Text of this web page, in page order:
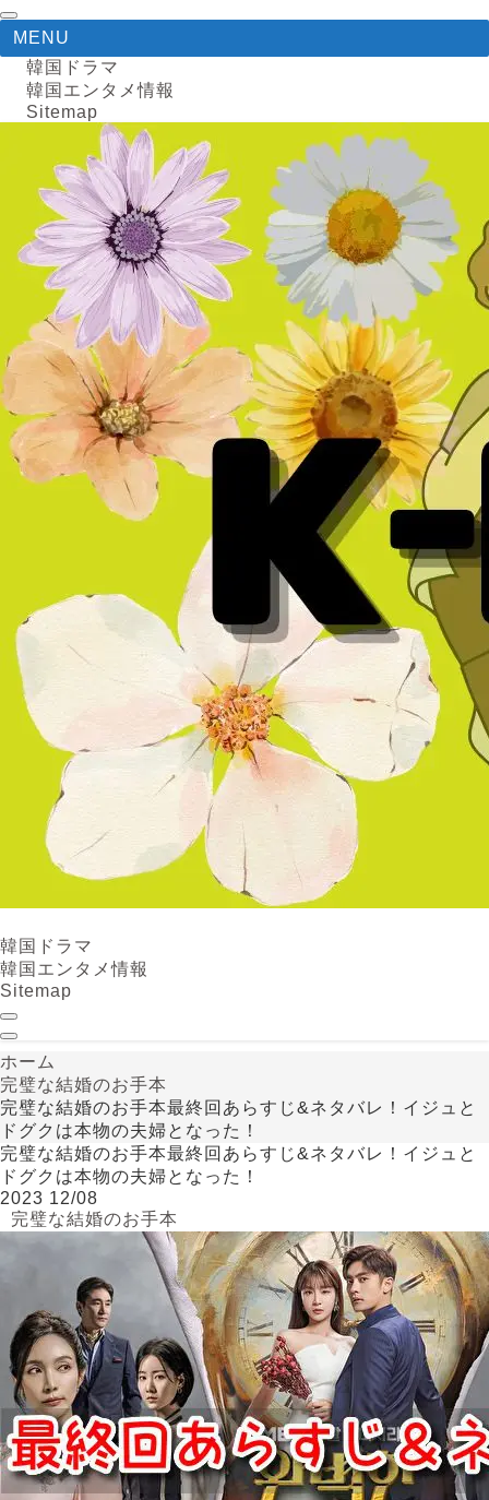
MENU
韓国ドラマ
韓国エンタメ情報
Sitemap
韓国ドラマ
韓国エンタメ情報
Sitemap
ホーム
完璧な結婚のお手本
完璧な結婚のお手本最終回あらすじ&ネタバレ！イジュと
ドグクは本物の夫婦となった！
完璧な結婚のお手本最終回あらすじ&ネタバレ！イジュと
ドグクは本物の夫婦となった！
2023 12/08
完璧な結婚のお手本